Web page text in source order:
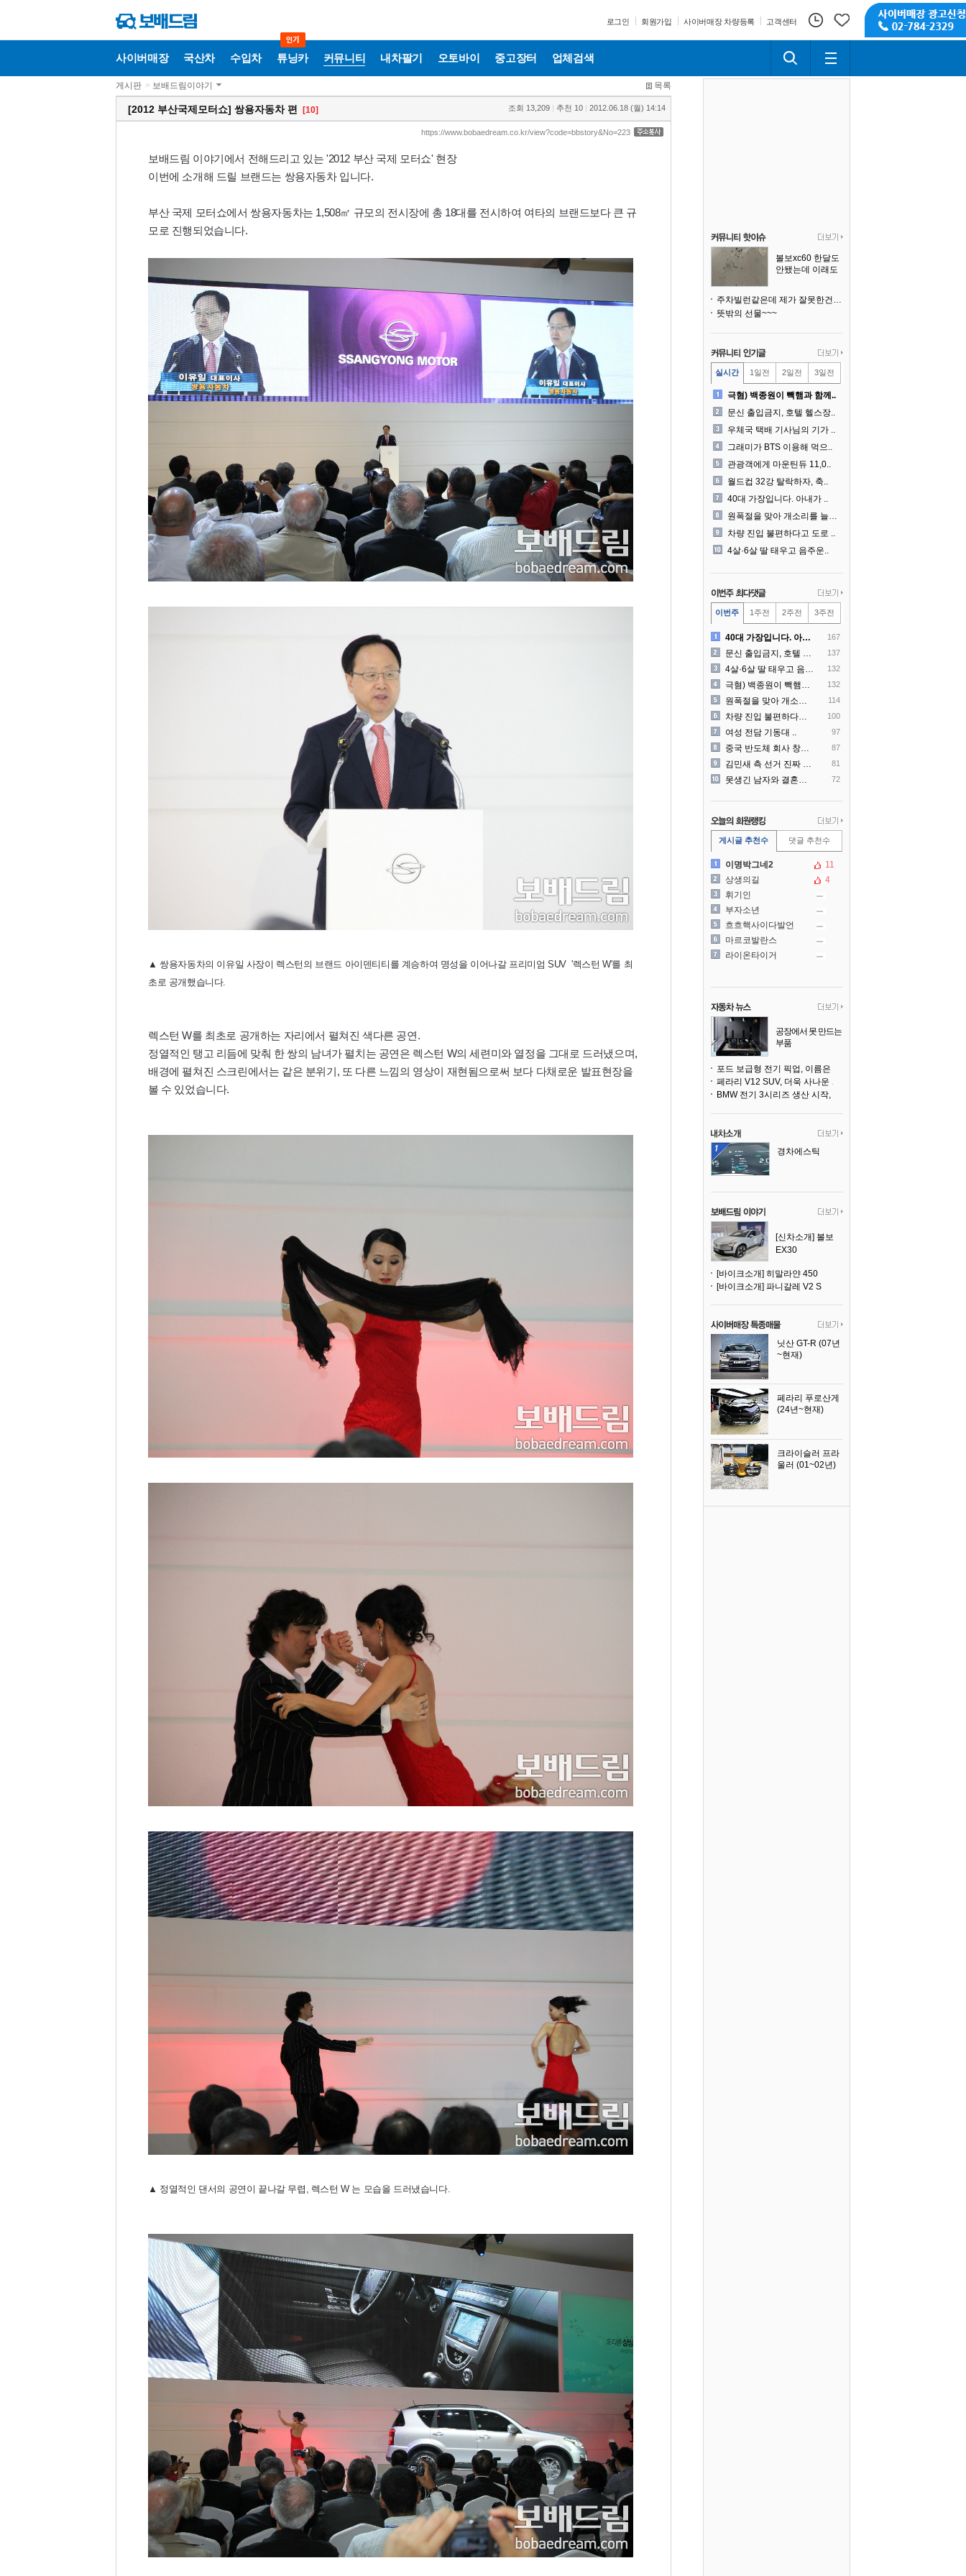
로그인 회원가입 사이버매장 차량등록 고객센터
사이버매장 국산차 수입차 튜닝카 커뮤니티 내차팔기 오토바이 중고장터 업체검색
게시판 > 보배드림이야기 목록
[2012 부산국제모터쇼] 쌍용자동차 편 [10] 조회 13,209 | 추천 10 | 2012.06.18 (월) 14:14
https://www.bobaedream.co.kr/view?code=bbstory&No=223
보배드림 이야기에서 전해드리고 있는 '2012 부산 국제 모터쇼' 현장
이번에 소개해 드릴 브랜드는 쌍용자동차 입니다.
부산 국제 모터쇼에서 쌍용자동차는 1,508㎡ 규모의 전시장에 총 18대를 전시하여 여타의 브랜드보다 큰 규
모로 진행되었습니다.
▲ 쌍용자동차의 이유일 사장이 렉스턴의 브랜드 아이덴티티를 계승하여 명성을 이어나갈 프리미엄 SUV '렉스턴 W'를 최
초로 공개했습니다.
렉스턴 W를 최초로 공개하는 자리에서 펼쳐진 색다른 공연.
정열적인 탱고 리듬에 맞춰 한 쌍의 남녀가 펼치는 공연은 렉스턴 W의 세련미와 열정을 그대로 드러냈으며,
배경에 펼쳐진 스크린에서는 같은 분위기, 또 다른 느낌의 영상이 재현됨으로써 보다 다채로운 발표현장을
볼 수 있었습니다.
▲ 정열적인 댄서의 공연이 끝나갈 무렵, 렉스턴 W 는 모습을 드러냈습니다.
볼보xc60 한달도
안됐는데 이래도
주차빌런같은데 제가 잘못한건가요
뜻밖의 선물~~~
실시간 1일전 2일전 3일전
극혐) 백종원이 빽햄과 함께..
문신 출입금지, 호텔 헬스장..
우체국 택배 기사님의 기가 ..
그래미가 BTS 이용해 먹으..
관광객에게 마운틴듀 11,0..
월드컵 32강 탈락하자, 축..
40대 가장입니다. 아내가 ..
원폭절을 맞아 개소리를 늘어..
차량 진입 불편하다고 도로 ..
4살·6살 딸 태우고 음주운..
이번주 1주전 2주전 3주전
40대 가장입니다. 아내가 .. 167
문신 출입금지, 호텔 헬스장.. 137
4살·6살 딸 태우고 음주운.. 132
극혐) 백종원이 빽햄과 함께.. 132
원폭절을 맞아 개소리를 늘어.. 114
차량 진입 불편하다고 도로 .. 100
여성 전담 기동대 .. 97
중국 반도체 회사 창신메모리.. 87
김민새 측 선거 진짜 더럽게.. 81
못생긴 남자와 결혼해서 후회.. 72
게시글 추천수 댓글 추천수
이명박그네2
11
상생의길
4
휘기인
부자소년
흐흐핵사이다발언
마르코발란스
라이온타이거
공장에서 못 만드는
부품
어낸다
페라리 V12 SUV, 더욱 사나운 얼굴로 돌아온다
경차에스틱
[신차소개] 볼보
EX30
[바이크소개] 히말라얀 450
[바이크소개] 파니갈레 V2 S
닛산 GT-R (07년
~현재)
페라리 푸로산게
(24년~현재)
크라이슬러 프라
울러 (01~02년)